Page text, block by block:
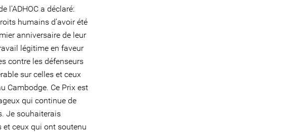
l’ADHOC a déclaré:
humains d’avoir été
anniversaire de leur
légitime en faveur
contre les défenseurs
sur celles et ceux
Cambodge. Ce Prix est
qui continue de
Je souhaiterais
et ceux qui ont soutenu